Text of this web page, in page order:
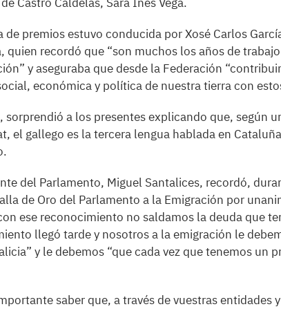
Castro Caldelas, Sara Inés Vega.
de premios estuvo conducida por Xosé Carlos
quien recordó que “son muchos los años de
y aseguraba que desde la Federación
económica y política de nuestra tierra con
sorprendió a los presentes explicando que, según
el gallego es la tercera lengua hablada en
del Parlamento, Miguel Santalices, recordó,
de Oro del Parlamento a la Emigración por
ese reconocimiento no saldamos la deuda que
llegó tarde y nosotros a la emigración le
y le debemos “que cada vez que tenemos un
saber que, a través de vuestras entidades